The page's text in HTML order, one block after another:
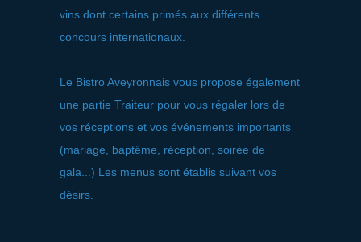
vins dont certains primés aux différents
concours internationaux.
Le Bistro Aveyronnais vous propose également
une partie Traiteur pour vous régaler lors de
vos réceptions et vos événements importants
(mariage, baptême, réception, soirée de
gala...) Les menus sont établis suivant vos
désirs.